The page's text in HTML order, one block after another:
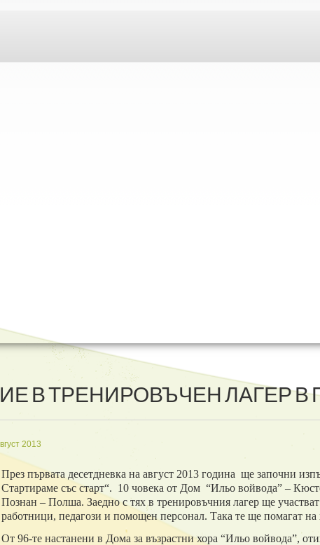
В ТРЕНИРОВЪЧЕН ЛАГЕР
2013
През първата десетдневка на август 2013 година ще започни
Стартираме със старт“. 10 човека от Дом “Ильо войвода” –
Познан – Полша. Заедно с тях в тренировъчния лагер ще
работници, педагози и помощен персонал. Така те ще помагат на
От 96-те настанени в Дома за възрастни хора “Ильо войвода”,